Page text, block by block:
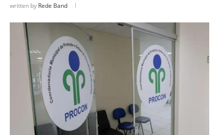
written by Rede Band